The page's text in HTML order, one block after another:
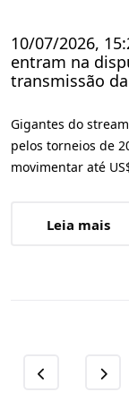
10/07/2026,
entram na
transmissão
Gigantes do
pelos torneios de
movimentar até
Leia mais